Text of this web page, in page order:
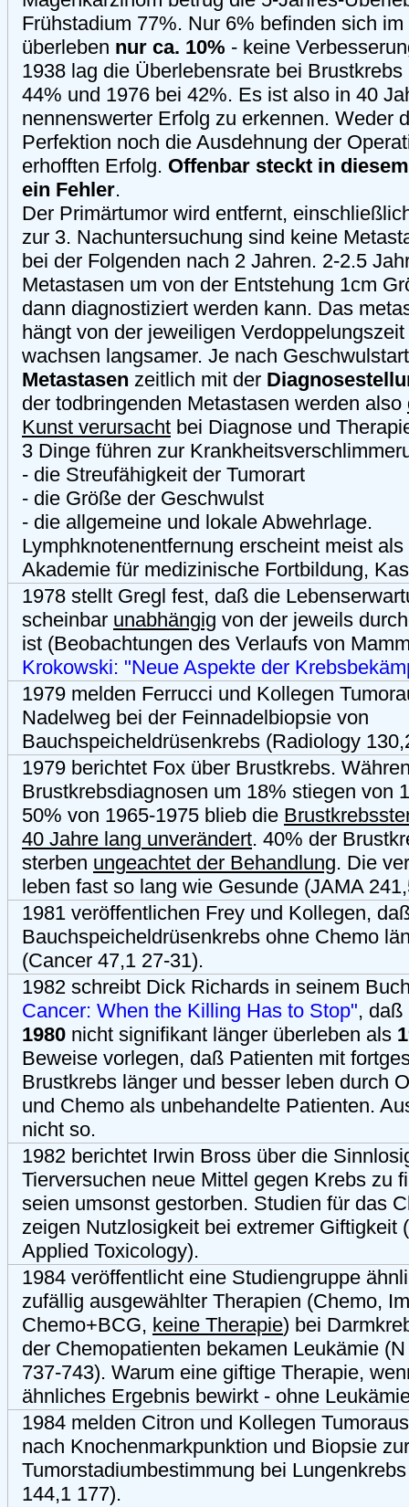
Frühstadium 77%. Nur 6% befinden sich
überleben nur ca. 10% - keine
1938 lag die Überlebensrate bei
44% und 1976 bei 42%. Es ist also in 40
nennenswerter Erfolg zu erkennen. Weder
Perfektion noch die Ausdehnung der
erhofften Erfolg. Offenbar steckt in
ein Fehler.
Der Primärtumor wird entfernt,
zur 3. Nachuntersuchung sind keine
bei der Folgenden nach 2 Jahren. 2-2.5
Metastasen um von der Entstehung 1cm
dann diagnostiziert werden kann. Das
hängt von der jeweiligen
wachsen langsamer. Je nach
Metastasen zeitlich mit der
der todbringenden Metastasen werden also
Kunst verursacht bei Diagnose und
3 Dinge führen zur
- die Streufähigkeit der Tumorart
- die Größe der Geschwulst
- die allgemeine und lokale Abwehrlage.
Lymphknotenentfernung erscheint meist
Akademie für medizinische Fortbildung,
1978 stellt Gregl fest, daß die
scheinbar unabhängig von der jeweils
ist (Beobachtungen des Verlaufs von
Krokowski: "Neue Aspekte der
1979 melden Ferrucci und Kollegen
Nadelweg bei der Feinnadelbiopsie von
Bauchspeicheldrüsenkrebs (Radiology
1979 berichtet Fox über Brustkrebs.
Brustkrebsdiagnosen um 18% stiegen von
50% von 1965-1975 blieb die
40 Jahre lang unverändert. 40% der
sterben ungeachtet der Behandlung. Die
leben fast so lang wie Gesunde (JAMA
1981 veröffentlichen Frey und Kollegen,
Bauchspeicheldrüsenkrebs ohne Chemo
(Cancer 47,1 27-31).
1982 schreibt Dick Richards in seinem
Cancer: When the Killing Has to Stop", daß
1980 nicht signifikant länger überleben als
Beweise vorlegen, daß Patienten mit
Brustkrebs länger und besser leben durch
und Chemo als unbehandelte Patienten.
nicht so.
1982 berichtet Irwin Bross über die
Tierversuchen neue Mittel gegen Krebs zu
seien umsonst gestorben. Studien für das
zeigen Nutzlosigkeit bei extremer Giftigkeit
Applied Toxicology).
1984 veröffentlicht eine Studiengruppe
zufällig ausgewählter Therapien (Chemo,
Chemo+BCG, keine Therapie) bei
der Chemopatienten bekamen Leukämie
737-743). Warum eine giftige Therapie,
ähnliches Ergebnis bewirkt - ohne
1984 melden Citron und Kollegen
nach Knochenmarkpunktion und Biopsie zur
Tumorstadiumbestimmung bei
144,1 177).